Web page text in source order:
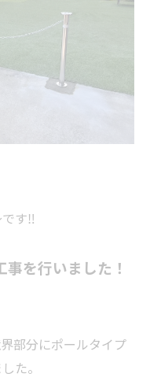
す‼
を行いました！
部分にポールタイプ
た。